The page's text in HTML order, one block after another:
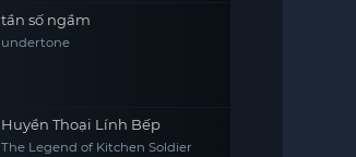
tần số ngầm
undertone
Huyền Thoại Lính Bếp
The Legend of Kitchen Soldier